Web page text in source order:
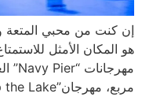
هو المكان الأمثل